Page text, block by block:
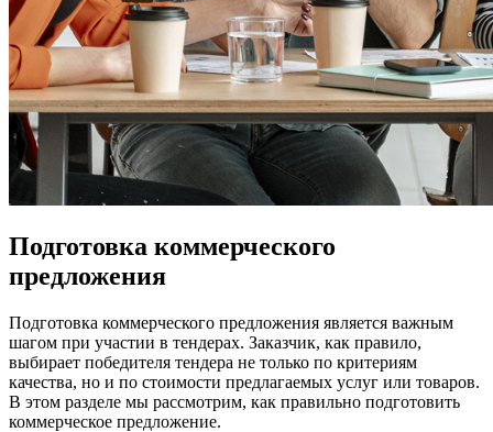
Подготовка коммерческого
предложения
Подготовка коммерческого предложения является важным
шагом при участии в тендерах. Заказчик, как правило,
выбирает победителя тендера не только по критериям
качества, но и по стоимости предлагаемых услуг или товаров.
В этом разделе мы рассмотрим, как правильно подготовить
коммерческое предложение.